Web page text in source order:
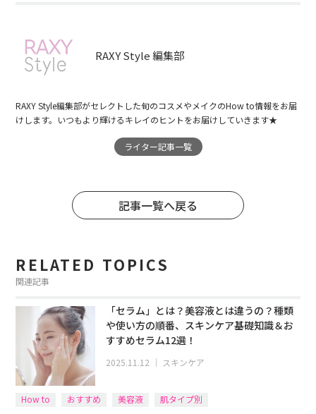
RAXY Style 編集部
RAXY Style編集部がセレクトした旬のコスメやメイクのHow to情報をお届
けします。いつもより輝けるキレイのヒントをお届けしていきます★
ライター記事一覧
記事一覧へ戻る
RELATED TOPICS
関連記事
「セラム」とは？美容液とは違うの？種類
や使い方の順番、スキンケア基礎知識＆お
すすめセラム12選！
2025.11.12 ｜ スキンケア
How to おすすめ 美容液 肌タイプ別